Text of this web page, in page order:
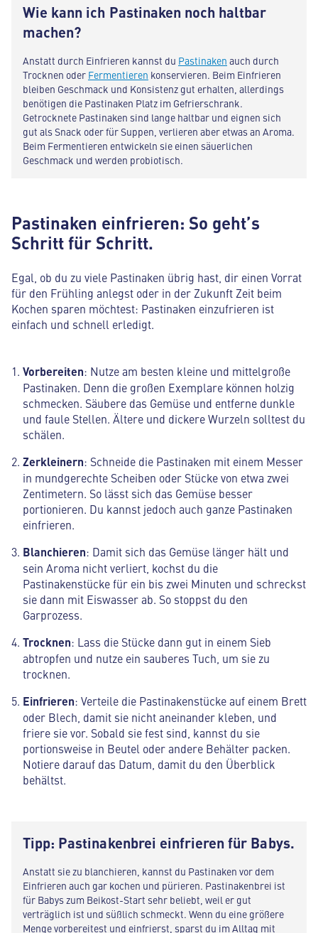
Wie kann ich Pastinaken noch haltbar
machen?
Anstatt durch Einfrieren kannst du Pastinaken auch durch
Trocknen oder Fermentieren konservieren. Beim Einfrieren
bleiben Geschmack und Konsistenz gut erhalten, allerdings
benötigen die Pastinaken Platz im Gefrierschrank.
Getrocknete Pastinaken sind lange haltbar und eignen sich
gut als Snack oder für Suppen, verlieren aber etwas an Aroma.
Beim Fermentieren entwickeln sie einen säuerlichen
Geschmack und werden probiotisch.
Pastinaken einfrieren: So geht’s
Schritt für Schritt.
Egal, ob du zu viele Pastinaken übrig hast, dir einen Vorrat
für den Frühling anlegst oder in der Zukunft Zeit beim
Kochen sparen möchtest: Pastinaken einzufrieren ist
einfach und schnell erledigt.
Vorbereiten: Nutze am besten kleine und mittelgroße
Pastinaken. Denn die großen Exemplare können holzig
schmecken. Säubere das Gemüse und entferne dunkle
und faule Stellen. Ältere und dickere Wurzeln solltest du
schälen.
Zerkleinern: Schneide die Pastinaken mit einem Messer
in mundgerechte Scheiben oder Stücke von etwa zwei
Zentimetern. So lässt sich das Gemüse besser
portionieren. Du kannst jedoch auch ganze Pastinaken
einfrieren.
Blanchieren: Damit sich das Gemüse länger hält und
sein Aroma nicht verliert, kochst du die
Pastinakenstücke für ein bis zwei Minuten und schreckst
sie dann mit Eiswasser ab. So stoppst du den
Garprozess.
Trocknen: Lass die Stücke dann gut in einem Sieb
abtropfen und nutze ein sauberes Tuch, um sie zu
trocknen.
Einfrieren: Verteile die Pastinakenstücke auf einem Brett
oder Blech, damit sie nicht aneinander kleben, und
friere sie vor. Sobald sie fest sind, kannst du sie
portionsweise in Beutel oder andere Behälter packen.
Notiere darauf das Datum, damit du den Überblick
behältst.
Tipp: Pastinakenbrei einfrieren für Babys.
Anstatt sie zu blanchieren, kannst du Pastinaken vor dem
Einfrieren auch gar kochen und pürieren. Pastinakenbrei ist
für Babys zum Beikost-Start sehr beliebt, weil er gut
verträglich ist und süßlich schmeckt. Wenn du eine größere
Menge vorbereitest und einfrierst, sparst du im Alltag mit